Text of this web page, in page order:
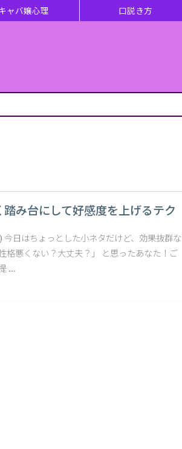
ャバ嬢心理 口説き方
み台にして好感度を上げるテク
日はちょっとした小ネタだけど、効果抜群な
格悪くない？大丈夫？」 と思ったあなた！ご
…